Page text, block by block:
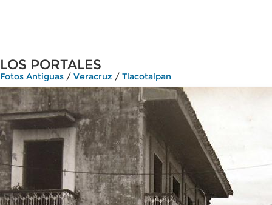
LOS PORTALES
Fotos Antiguas / Veracruz / Tlacotalpan